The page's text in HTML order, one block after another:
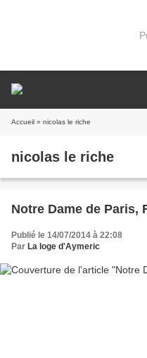
Accueil » nicolas le riche
nicolas le riche
Notre Dame de Paris,
Publié le 14/07/2014 à 22:08
Par La loge d'Aymeric